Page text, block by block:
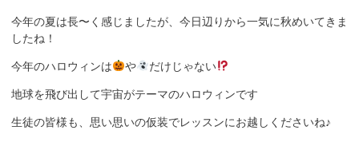
今年の夏は長〜く感じましたが、今日辺りから一気に秋めいてきま
したね！
今年のハロウィンは や だけじゃない
地球を飛び出して宇宙がテーマのハロウィンです
生徒の皆様も、思い思いの仮装でレッスンにお越しくださいね♪